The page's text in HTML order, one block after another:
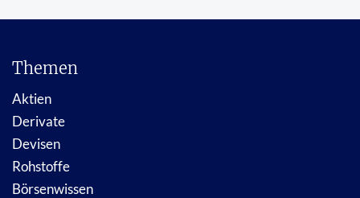
Themen
Aktien
Derivate
Devisen
Rohstoffe
Börsenwissen